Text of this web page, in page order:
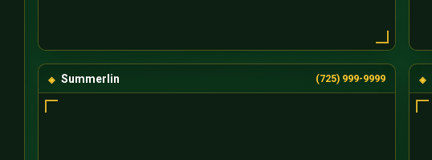
Summerlin (725) 999-9999